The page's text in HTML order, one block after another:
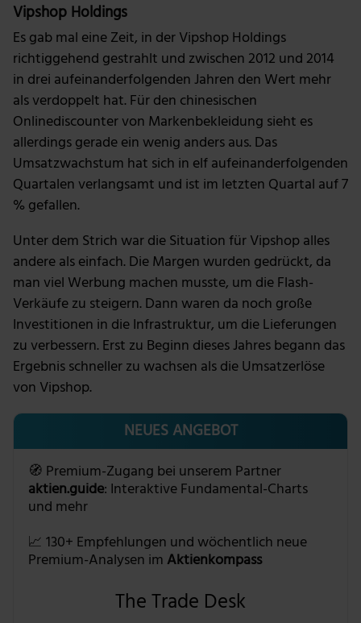
Vipshop Holdings
Es gab mal eine Zeit, in der Vipshop Holdings
richtiggehend gestrahlt und zwischen 2012 und 2014
in drei aufeinanderfolgenden Jahren den Wert mehr
als verdoppelt hat. Für den chinesischen
Onlinediscounter von Markenbekleidung sieht es
allerdings gerade ein wenig anders aus. Das
Umsatzwachstum hat sich in elf aufeinanderfolgenden
Quartalen verlangsamt und ist im letzten Quartal auf 7
% gefallen.
Unter dem Strich war die Situation für Vipshop alles
andere als einfach. Die Margen wurden gedrückt, da
man viel Werbung machen musste, um die Flash-
Verkäufe zu steigern. Dann waren da noch große
Investitionen in die Infrastruktur, um die Lieferungen
zu verbessern. Erst zu Beginn dieses Jahres begann das
Ergebnis schneller zu wachsen als die Umsatzerlöse
von Vipshop.
NEUES ANGEBOT
🧭 Premium-Zugang bei unserem Partner
aktien.guide: Interaktive Fundamental-Charts
und mehr
📈 130+ Empfehlungen und wöchentlich neue
Premium-Analysen im Aktienkompass
The Trade Desk